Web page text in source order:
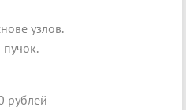
узлов.
рублей